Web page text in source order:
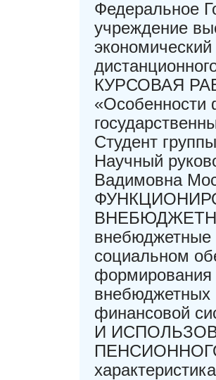
Федеральное
учреждение
КУРСОВАЯ
«Особенности
Студент
Научный
Вадимовна
социальном
формирования
финансовой
И